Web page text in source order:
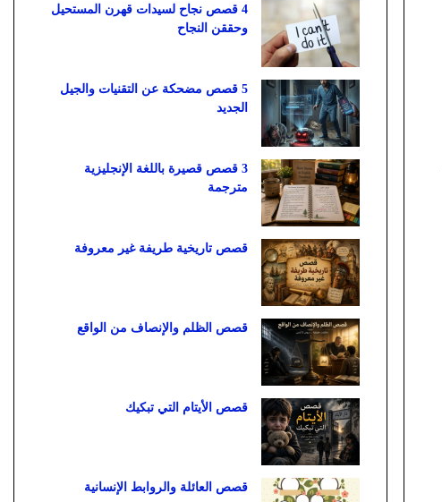
4 قصص نجاح لسيدات قهرن المستحيل
وحققن النجاح
5 قصص مضحكة عن التقنيات والجيل
الجديد
3 قصص قصيرة باللغة الإنجليزية
مترجمة
قصص تاريخية طريفة غير معروفة
قصص الظلم والإنصاف من الواقع
قصص الأيتام التي تبكيك
قصص العائلة والروابط الإنسانية